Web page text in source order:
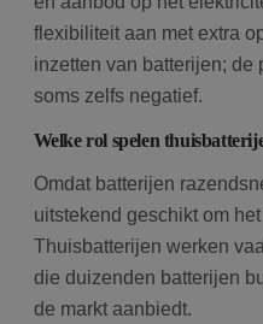
flexibiliteit aan met extra
inzetten van batterijen; de
soms zelfs negatief.
Welke rol spelen
Omdat batterijen
uitstekend geschikt om
Thuisbatterijen werken
die duizenden batterijen
de markt aanbiedt.